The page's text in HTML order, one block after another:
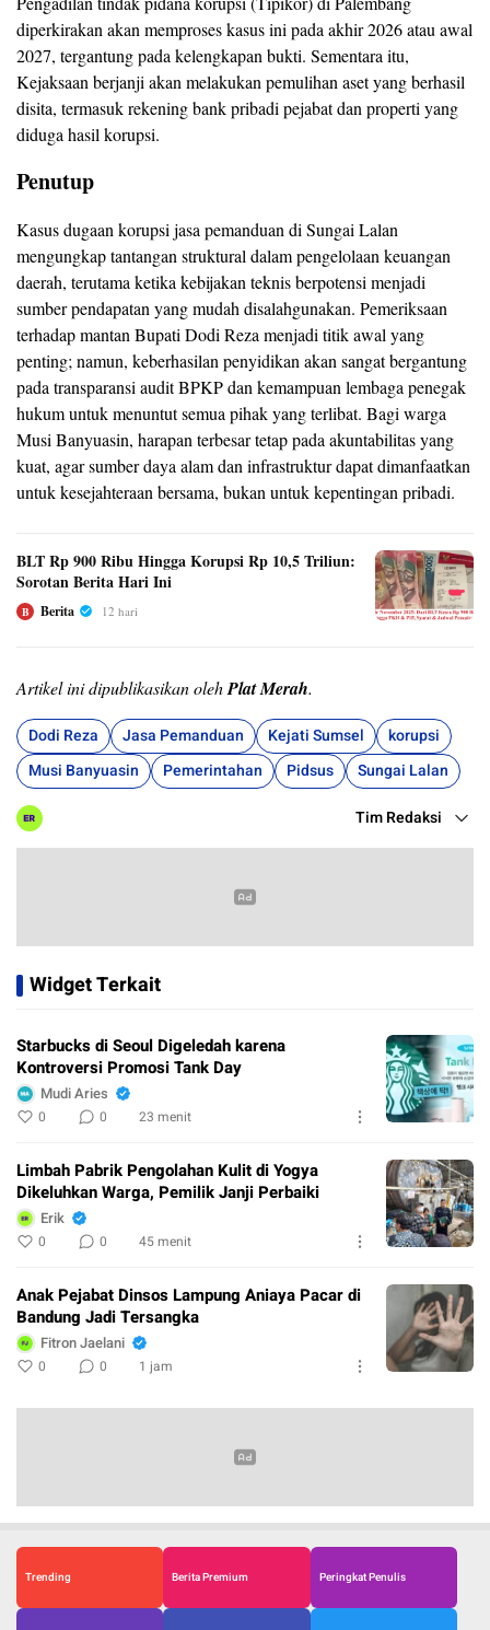
diperkirakan akan memproses kasus ini pada akhir 2026 atau awal
2027, tergantung pada kelengkapan bukti. Sementara itu,
Kejaksaan berjanji akan melakukan pemulihan aset yang berhasil
disita, termasuk rekening bank pribadi pejabat dan properti yang
diduga hasil korupsi.
Penutup
Kasus dugaan korupsi jasa pemanduan di Sungai Lalan
mengungkap tantangan struktural dalam pengelolaan keuangan
daerah, terutama ketika kebijakan teknis berpotensi menjadi
sumber pendapatan yang mudah disalahgunakan. Pemeriksaan
terhadap mantan Bupati Dodi Reza menjadi titik awal yang
penting; namun, keberhasilan penyidikan akan sangat bergantung
pada transparansi audit BPKP dan kemampuan lembaga penegak
hukum untuk menuntut semua pihak yang terlibat. Bagi warga
Musi Banyuasin, harapan terbesar tetap pada akuntabilitas yang
kuat, agar sumber daya alam dan infrastruktur dapat dimanfaatkan
untuk kesejahteraan bersama, bukan untuk kepentingan pribadi.
BLT Rp 900 Ribu Hingga Korupsi Rp 10,5 Triliun:
Sorotan Berita Hari Ini
B Berita 12 hari
Artikel ini dipublikasikan olehPlat Merah.
Dodi Reza Jasa Pemanduan Kejati Sumsel
korupsi
Musi Banyuasin
Pemerintahan Pidsus Sungai Lalan
Tim Redaksi
Widget Terkait
Starbucks di Seoul Digeledah karena
Kontroversi Promosi Tank Day
Mudi Aries
0 0 23 menit
Limbah Pabrik Pengolahan Kulit di Yogya
Dikeluhkan Warga, Pemilik Janji Perbaiki
Erik
0 0 45 menit
Anak Pejabat Dinsos Lampung Aniaya Pacar di
Bandung Jadi Tersangka
Fitron Jaelani
0 0 1 jam
Trending Berita Premium Peringkat Penulis